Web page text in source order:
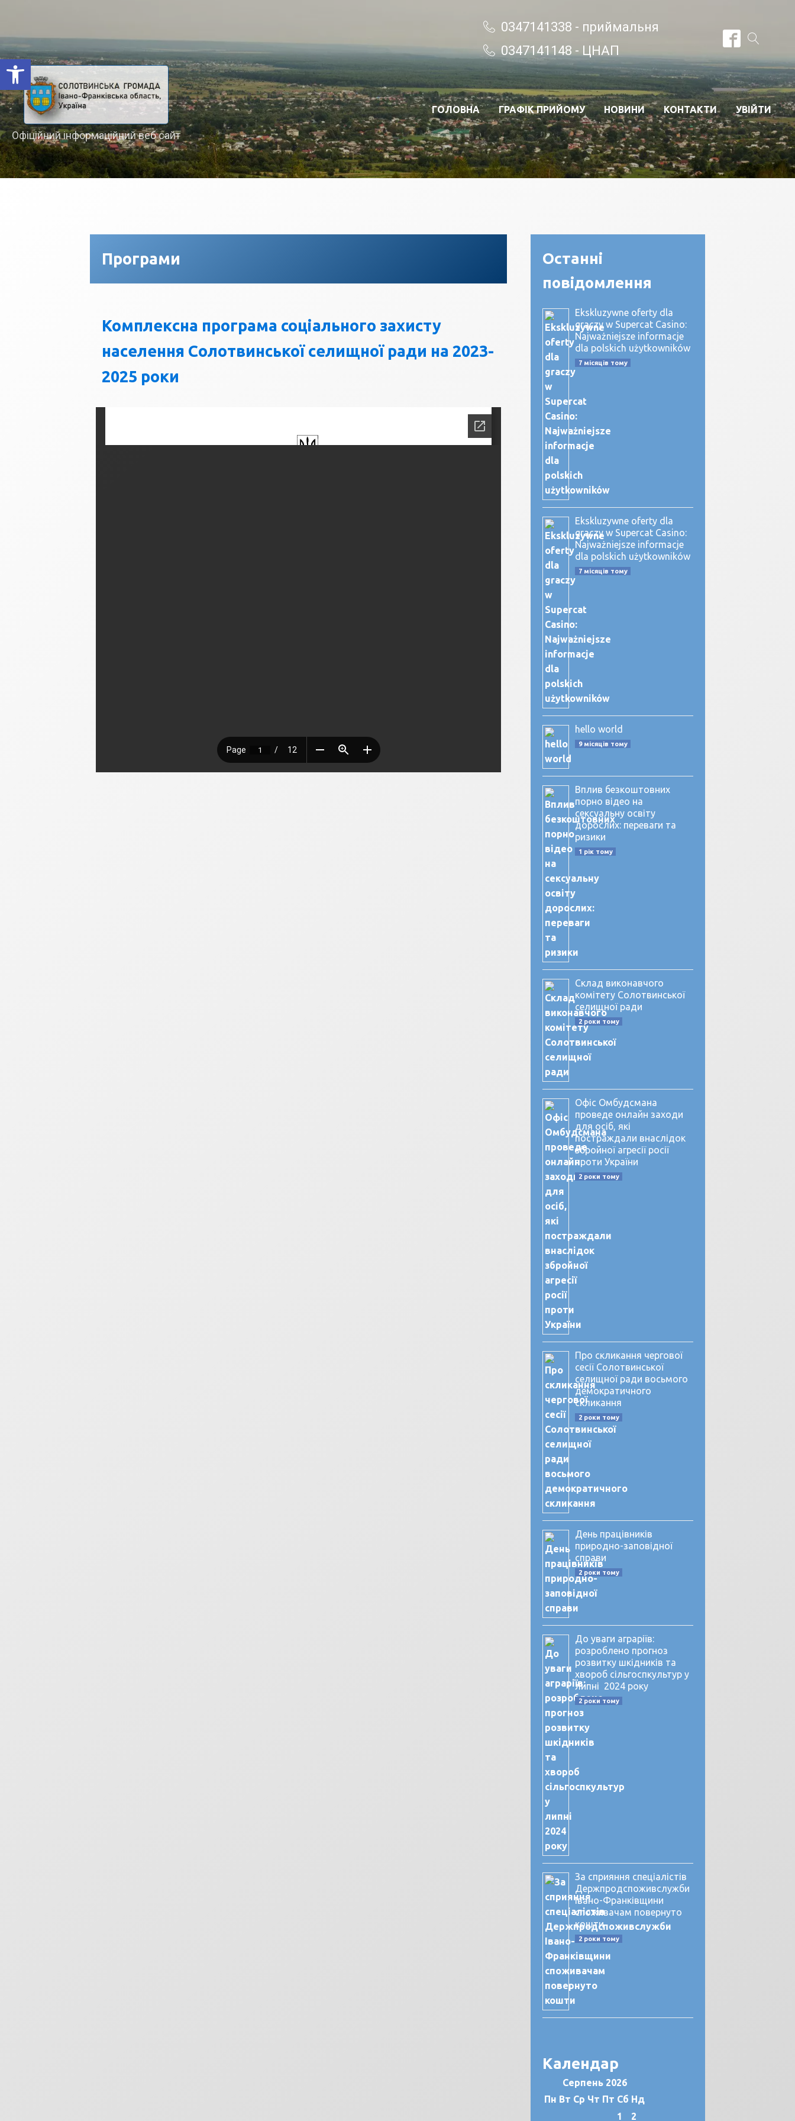
Відкрити Панель інструментів
0347141338 - приймальня
0347141148 - ЦНАП
Офіційний інформаційний веб сайт
ГОЛОВНА ГРАФІК ПРИЙОМУ НОВИНИ КОНТАКТИ УВІЙТИ
Програми
Комплексна програма соціального захисту
населення Солотвинської селищної ради на 2023-
2025 роки
Останні
повідомлення
Ekskluzywne oferty dla
graczy w Supercat Casino:
Najważniejsze informacje
dla polskich użytkowników
7 місяців тому
Ekskluzywne oferty dla
graczy w Supercat Casino:
Najważniejsze informacje
dla polskich użytkowników
7 місяців тому
hello world
9 місяців тому
Вплив безкоштовних
порно відео на
сексуальну освіту
дорослих: переваги та
ризики
1 рік тому
Склад виконавчого
комітету Солотвинської
селищної ради
2 роки тому
Офіс Омбудсмана
проведе онлайн заходи
для осіб, які
постраждали внаслідок
збройної агресії росії
проти України
2 роки тому
Про скликання чергової
сесії Солотвинської
селищної ради восьмого
демократичного
скликання
2 роки тому
День працівників
природно-заповідної
справи
2 роки тому
До уваги аграріїв:
розроблено прогноз
розвитку шкідників та
хвороб сільгоспкультур у
липні 2024 року
2 роки тому
За сприяння спеціалістів
Держпродспоживслужби
Івано-Франківщини
споживачам повернуто
кошти
2 роки тому
Календар
Серпень 2026
Пн Вт Ср Чт Пт Сб Нд
1
2